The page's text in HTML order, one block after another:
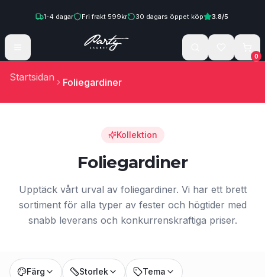
1-4 dagar Fri frakt 599kr 30 dagars öppet köp 3.8/5
0
Startsidan Foliegardiner
Kollektion
Foliegardiner
Upptäck vårt urval av foliegardiner. Vi har ett brett
sortiment för alla typer av fester och högtider med
snabb leverans och konkurrenskraftiga priser.
Färg Storlek Tema